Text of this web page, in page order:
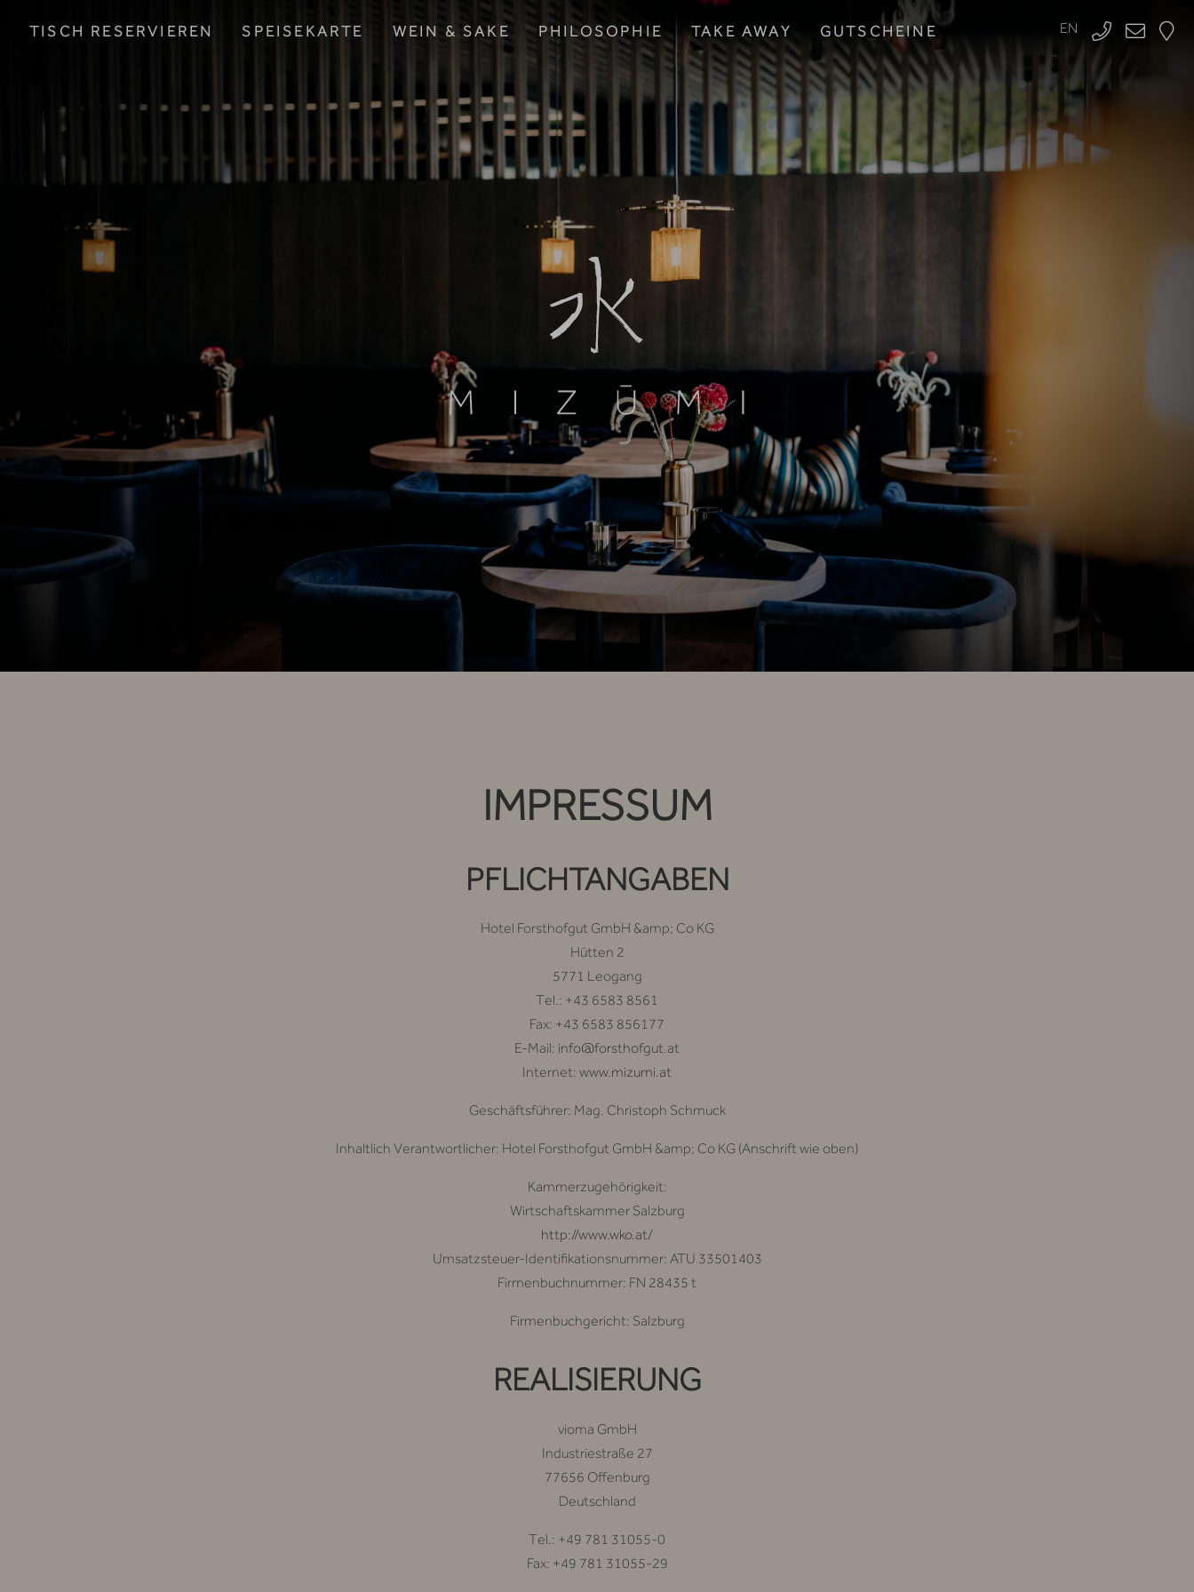
EN
TISCH RESERVIEREN SPEISEKARTE WEIN & SAKE PHILOSOPHIE TAKE AWAY GUTSCHEINE
IMPRESSUM
PFLICHTANGABEN
Hotel Forsthofgut GmbH &amp; Co KG
Hütten 2
5771 Leogang
Tel.: +43 6583 8561
Fax: +43 6583 856177
E-Mail: info@forsthofgut.at
Internet: www.mizumi.at
Geschäftsführer: Mag. Christoph Schmuck
Inhaltlich Verantwortlicher: Hotel Forsthofgut GmbH &amp; Co KG (Anschrift wie oben)
Kammerzugehörigkeit:
Wirtschaftskammer Salzburg
http://www.wko.at/
Umsatzsteuer-Identifikationsnummer: ATU 33501403
Firmenbuchnummer: FN 28435 t
Firmenbuchgericht: Salzburg
REALISIERUNG
vioma GmbH
Industriestraße 27
77656 Offenburg
Deutschland
Tel.: +49 781 31055-0
Fax: +49 781 31055-29